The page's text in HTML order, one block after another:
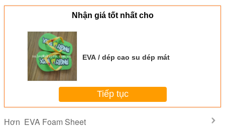
Nhận giá tốt nhất cho
EVA / dép cao su dép mát
Tiếp tục
Hơn EVA Foam Sheet